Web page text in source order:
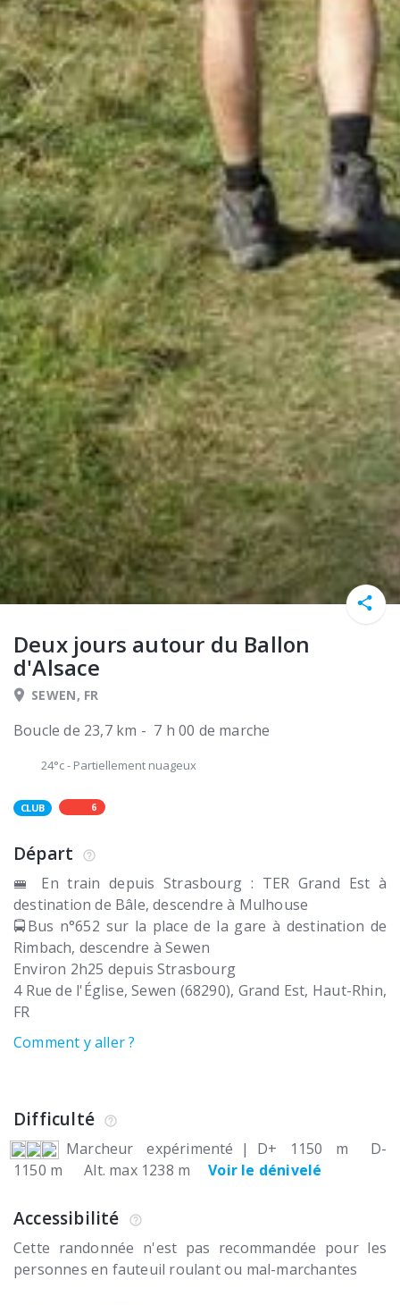
Deux jours autour du Ballon
d'Alsace
SEWEN, FR
Boucle de 23,7 km - 7 h 00 de marche
24°c- Partiellement nuageux
CLUB 6
Départ
🚝 En train depuis Strasbourg : TER Grand Est à
destination de Bâle, descendre à Mulhouse
🚍Bus n°652 sur la place de la gare à destination de
Rimbach, descendre à Sewen
Environ 2h25 depuis Strasbourg
4 Rue de l'Église Sewen (68290) Grand Est, Haut-Rhin
FR
Comment y aller ?
Difficulté
Marcheur expérimenté | D+ 1150 m
D-
1150 m
Alt. max 1238 m Voir le dénivelé
Accessibilité
Cette randonnée n'est pas recommandée pour les
personnes en fauteuil roulant ou mal-marchantes